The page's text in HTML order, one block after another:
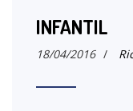
INFANTIL
18/04/2016 /